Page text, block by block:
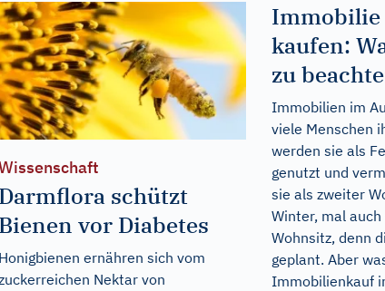
Darmflora schützt
Bienen vor Diabetes
Honigbienen ernähren sich vom
Nektar von
Immobilie
kaufen:
zu
Immobilien im
viele Menschen
werden sie als
genutzt und
sie als zweiter
Winter, mal
Wohnsitz, denn
geplant. Aber
Immobilienkauf